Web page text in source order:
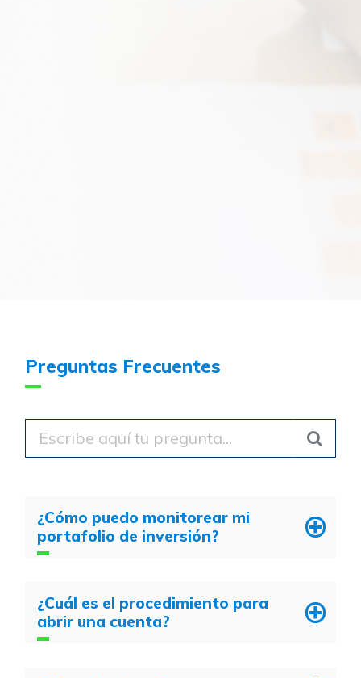
Preguntas Frecuentes
¿Cómo puedo monitorear mi
portafolio de inversión?
¿Cuál es el procedimiento para
abrir una cuenta?